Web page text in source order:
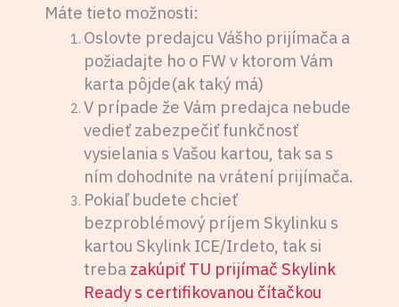
Máte tieto možnosti:
Oslovte predajcu Vášho prijímača a
požiadajte ho o FW v ktorom Vám
karta pôjde(ak taký má)
V prípade že Vám predajca nebude
vedieť zabezpečiť funkčnosť
vysielania s Vašou kartou, tak sa s
ním dohodnite na vrátení prijímača.
Pokiaľ budete chcieť
bezproblémový príjem Skylinku s
kartou Skylink ICE/Irdeto, tak si
treba zakúpiť TU prijímač Skylink
Ready s certifikovanou čítačkou